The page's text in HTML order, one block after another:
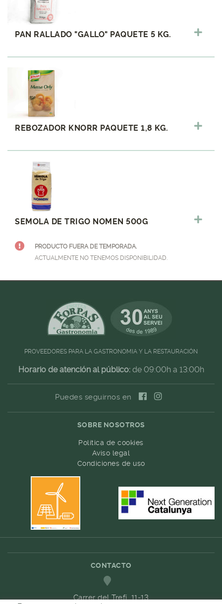
PAN RALLADO "GALLO" PAQUETE 5 KG.
REBOZADOR KNORR PAQUETE 1,8 KG.
SEMOLA DE TRIGO NOMEN 500G
PRODUCTO FUERA DE TEMPORADA.
ACTUALMENTE NO TENEMOS DISPONIBILIDAD.
PROVEEDORES PARA LA GASTRONOMIA Y LA RESTAURACIÓN
Horario de atención al público:de 09:00h a 13:00h
Puedes seguirnos en
SOBRE NOSOTROS
Política de cookies
Aviso legal
Condiciones de uso
CONTACTO
Carrer del Trefí. 11-13